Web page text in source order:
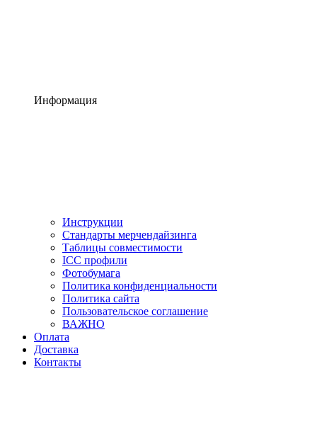
Информация
Инструкции
Стандарты мерчендайзинга
Таблицы совместимости
ICC профили
Фотобумага
Политика конфиденциальности
Политика сайта
Пользовательское соглашение
ВАЖНО
Оплата
Доставка
Контакты